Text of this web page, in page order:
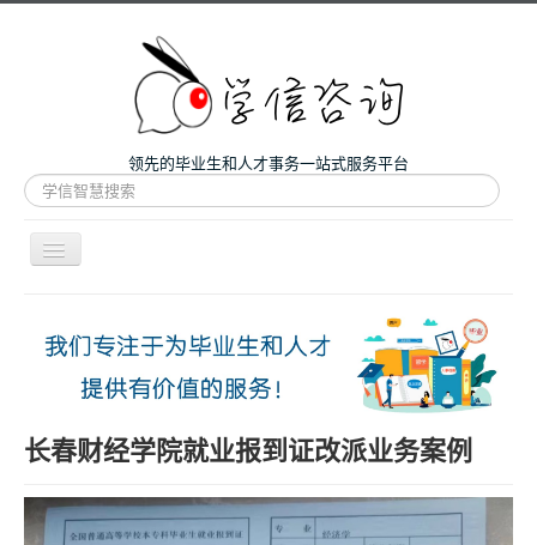
领先的毕业生和人才事务一站式服务平台
站
内
搜
导
航
微咨询
人才服务
留学和考研
案例
关于我们
长春财经学院就业报到证改派业务案例